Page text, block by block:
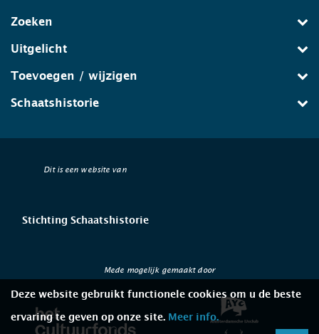
Zoeken
Uitgelicht
Toevoegen / wijzigen
Schaatshistorie
Dit is een website van
Stichting Schaatshistorie
Mede mogelijk gemaakt door
Deze website gebruikt functionele cookies om u de beste
ervaring te geven op onze site. Meer info.